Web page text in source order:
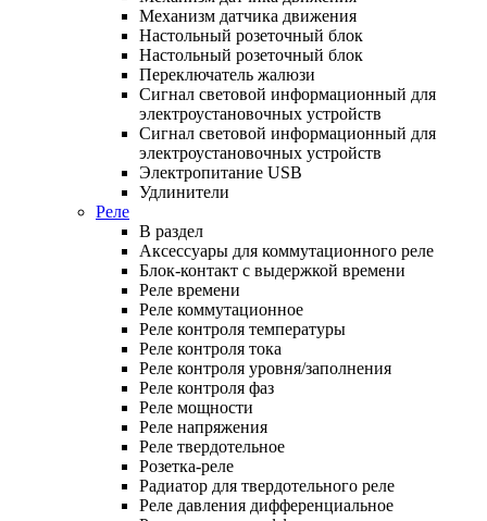
Механизм датчика движения
Настольный розеточный блок
Настольный розеточный блок
Переключатель жалюзи
Сигнал световой информационный для
электроустановочных устройств
Сигнал световой информационный для
электроустановочных устройств
Электропитание USB
Удлинители
Реле
В раздел
Аксессуары для коммутационного реле
Блок-контакт с выдержкой времени
Реле времени
Реле коммутационное
Реле контроля температуры
Реле контроля тока
Реле контроля уровня/заполнения
Реле контроля фаз
Реле мощности
Реле напряжения
Реле твердотельное
Розетка-реле
Радиатор для твердотельного реле
Реле давления дифференциальное